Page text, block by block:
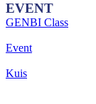
EVENT
GENBI Class
Event
Kuis